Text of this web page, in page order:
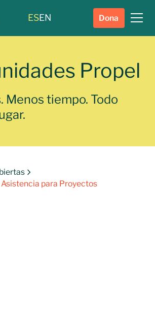
ESEN Dona
Propel
Menos tiempo. Todo
para Proyectos